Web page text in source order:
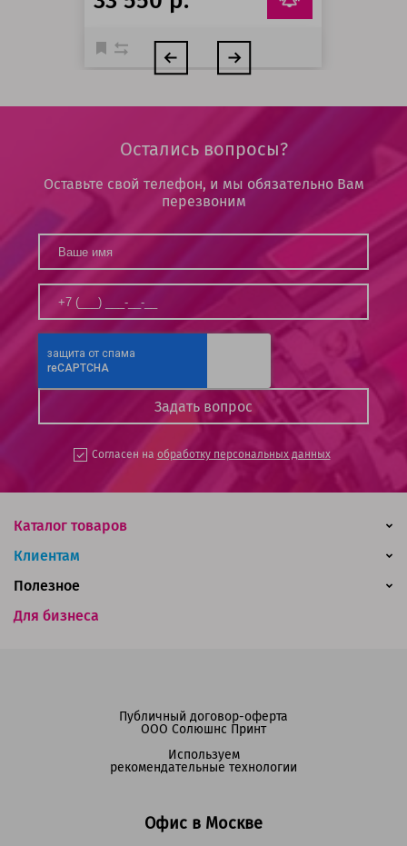
Остались вопросы?
Оставьте свой телефон, и мы обязательно Вам
перезвоним
Согласен на обработку персональных данных
Каталог товаров
Клиентам
Для бизнеса
Полезное
Офис в Москве
Публичный договор-оферта
ООО Солюшнс Принт
Используем
рекомендательные технологии